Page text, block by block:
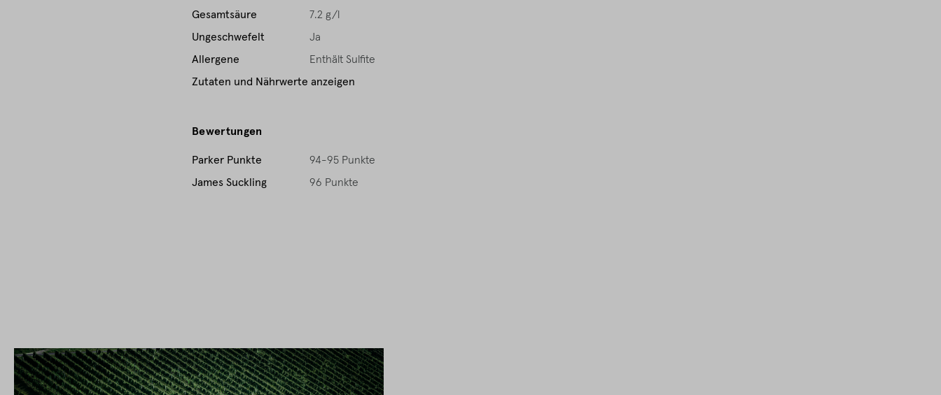
Gesamtsäure
7.2 g/l
Ungeschwefelt
Ja
Allergene
Enthält Sulfite
Zutaten und Nährwerte anzeigen
Bewertungen
Parker Punkte
94-95 Punkte
James Suckling
96 Punkte